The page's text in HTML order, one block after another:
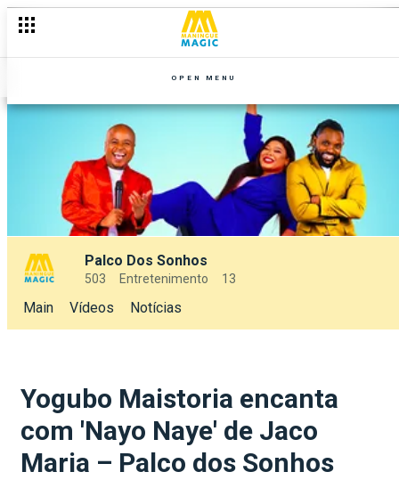
OPEN MENU
Palco Dos Sonhos
503 Entretenimento 13
Main Vídeos Notícias
Yogubo Maistoria encanta
com 'Nayo Naye' de Jaco
Maria – Palco dos Sonhos